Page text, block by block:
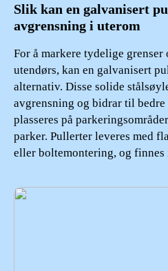
Slik kan en galvanisert
avgrensning i uterom
For å markere tydelige
utendørs, kan en galvanisert
alternativ. Disse solide
avgrensning og bidrar til
plasseres på
parker. Pullerter leveres med
eller boltemontering, og